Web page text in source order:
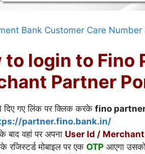
Bank Customer Care Number
to login to Fino
Partner
दिए गए लिंक पर क्लिक करके fino
partner.fino.bank.in/
बाद वहां पर अपना User Id /
रजिस्टर्ड मोबाइल पर एक OTP आएगा उसको